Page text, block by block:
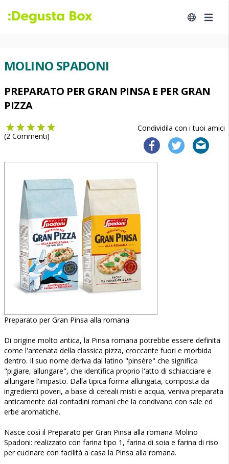
MOLINO SPADONI
PREPARATO PER GRAN PINSA E PER GRAN
PIZZA
Condividila con i tuoi amici
(2 Commenti)
Preparato per Gran Pinsa alla romana
Di origine molto antica, la Pinsa romana potrebbe essere definita
come l'antenata della classica pizza, croccante fuori e morbida
dentro. Il suo nome deriva dal latino "pinsère" che significa
"pigiare, allungare", che identifica proprio l'atto di schiacciare e
allungare l'impasto. Dalla tipica forma allungata, composta da
ingredienti poveri, a base di cereali misti e acqua, veniva preparata
anticamente dai contadini romani che la condivano con sale ed
erbe aromatiche.
Nasce così il Preparato per Gran Pinsa alla romana Molino
Spadoni: realizzato con farina tipo 1, farina di soia e farina di riso
per cucinare con facilità a casa la Pinsa alla romana.